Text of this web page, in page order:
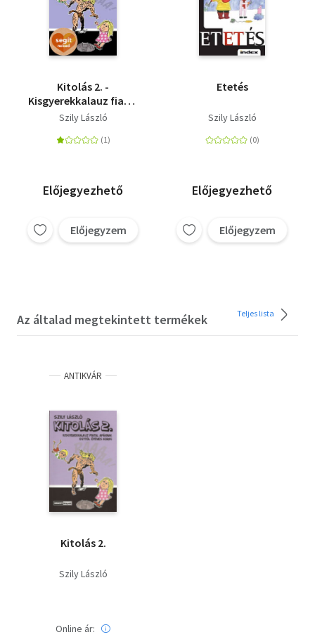
Kitolás 2. -
Kisgyerekkalauz fiatal
apáknak egytől ötéves
Szily László
Előjegyezhető
Előjegyzem
Etetés
Szily László
Előjegyezhető
Előjegyzem
Az általad megtekintett termékek Teljes lista
ANTIKVÁR
Kitolás 2.
Szily László
Online ár: